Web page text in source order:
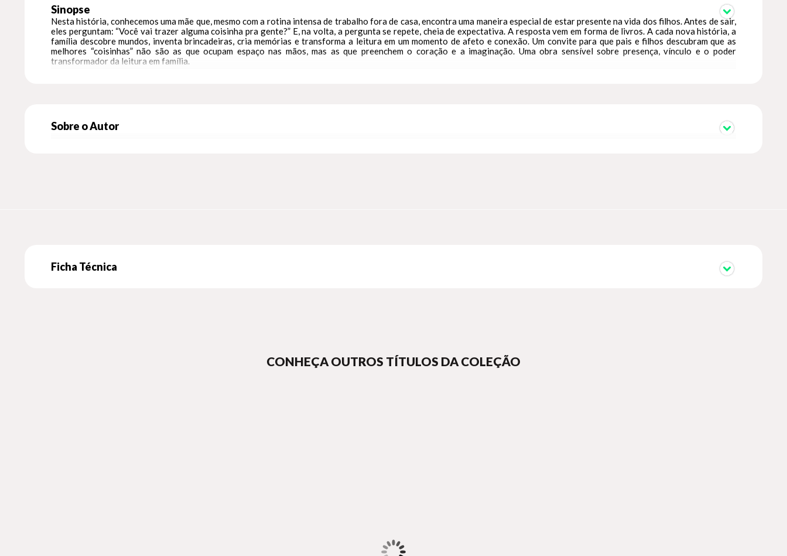
Sinopse
Nesta história, conhecemos uma mãe que, mesmo com a rotina intensa de trabalho fora de casa, encontra uma maneira especial de estar presente na vida dos filhos. Antes de sair,
eles perguntam: “Você vai trazer alguma coisinha pra gente?” E, na volta, a pergunta se repete, cheia de expectativa. A resposta vem em forma de livros. A cada nova história, a
família descobre mundos, inventa brincadeiras, cria memórias e transforma a leitura em um momento de afeto e conexão. Um convite para que pais e filhos descubram que as
melhores “coisinhas” não são as que ocupam espaço nas mãos, mas as que preenchem o coração e a imaginação. Uma obra sensível sobre presença, vínculo e o poder
transformador da leitura em família.
Sobre o Autor
Ficha Técnica
CONHEÇA OUTROS TÍTULOS DA COLEÇÃO